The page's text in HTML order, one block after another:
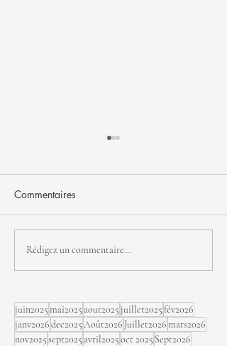
Commentaires
Rédigez un commentaire...
juin2025mai2025 aout2025juillet2025fév2026
janv2026dec2025Août2026 Juillet2026mars2026
nov2025sept2025 avril2025oct 2025 Sept2026